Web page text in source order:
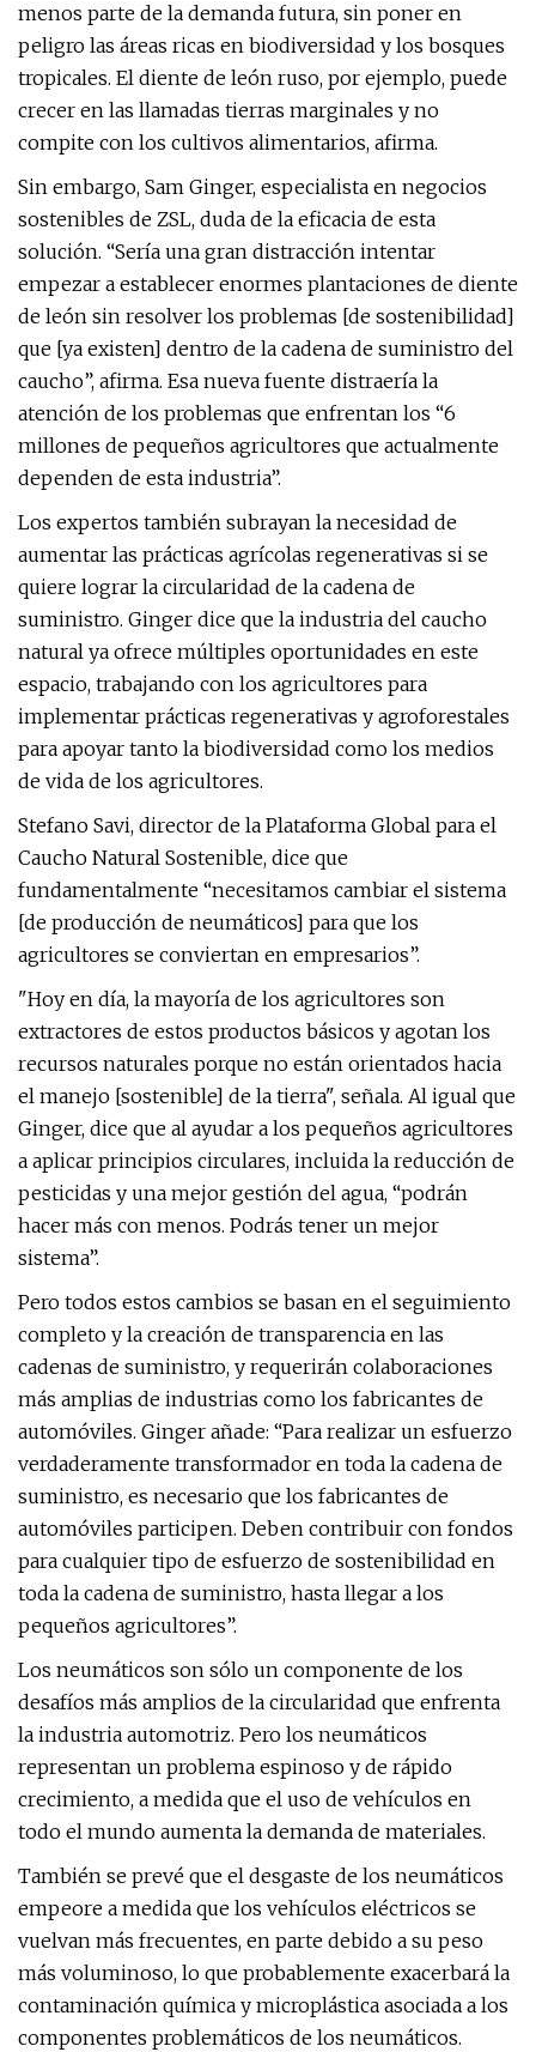
menos parte de la demanda futura, sin poner en
peligro las áreas ricas en biodiversidad y los bosques
tropicales. El diente de león ruso, por ejemplo, puede
crecer en las llamadas tierras marginales y no
compite con los cultivos alimentarios, afirma.
Sin embargo, Sam Ginger, especialista en negocios
sostenibles de ZSL, duda de la eficacia de esta
solución. “Sería una gran distracción intentar
empezar a establecer enormes plantaciones de diente
de león sin resolver los problemas [de sostenibilidad]
que [ya existen] dentro de la cadena de suministro del
caucho”, afirma. Esa nueva fuente distraería la
atención de los problemas que enfrentan los “6
millones de pequeños agricultores que actualmente
dependen de esta industria”.
Los expertos también subrayan la necesidad de
aumentar las prácticas agrícolas regenerativas si se
quiere lograr la circularidad de la cadena de
suministro. Ginger dice que la industria del caucho
natural ya ofrece múltiples oportunidades en este
espacio, trabajando con los agricultores para
implementar prácticas regenerativas y agroforestales
para apoyar tanto la biodiversidad como los medios
de vida de los agricultores.
Stefano Savi, director de la Plataforma Global para el
Caucho Natural Sostenible, dice que
fundamentalmente “necesitamos cambiar el sistema
[de producción de neumáticos] para que los
agricultores se conviertan en empresarios”.
"Hoy en día, la mayoría de los agricultores son
extractores de estos productos básicos y agotan los
recursos naturales porque no están orientados hacia
el manejo [sostenible] de la tierra", señala. Al igual que
Ginger, dice que al ayudar a los pequeños agricultores
a aplicar principios circulares, incluida la reducción de
pesticidas y una mejor gestión del agua, “podrán
hacer más con menos. Podrás tener un mejor
sistema”.
Pero todos estos cambios se basan en el seguimiento
completo y la creación de transparencia en las
cadenas de suministro, y requerirán colaboraciones
más amplias de industrias como los fabricantes de
automóviles. Ginger añade: “Para realizar un esfuerzo
verdaderamente transformador en toda la cadena de
suministro, es necesario que los fabricantes de
automóviles participen. Deben contribuir con fondos
para cualquier tipo de esfuerzo de sostenibilidad en
toda la cadena de suministro, hasta llegar a los
pequeños agricultores”.
Los neumáticos son sólo un componente de los
desafíos más amplios de la circularidad que enfrenta
la industria automotriz. Pero los neumáticos
representan un problema espinoso y de rápido
crecimiento, a medida que el uso de vehículos en
todo el mundo aumenta la demanda de materiales.
También se prevé que el desgaste de los neumáticos
empeore a medida que los vehículos eléctricos se
vuelvan más frecuentes, en parte debido a su peso
más voluminoso, lo que probablemente exacerbará la
contaminación química y microplástica asociada a los
componentes problemáticos de los neumáticos.